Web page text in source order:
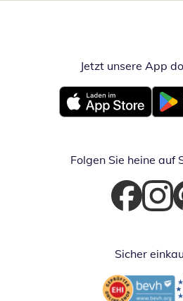
Jetzt unsere App
Öffnet in neuem Fenster
Folgen Sie heine auf
Öffnet inÖffnet
Sicher